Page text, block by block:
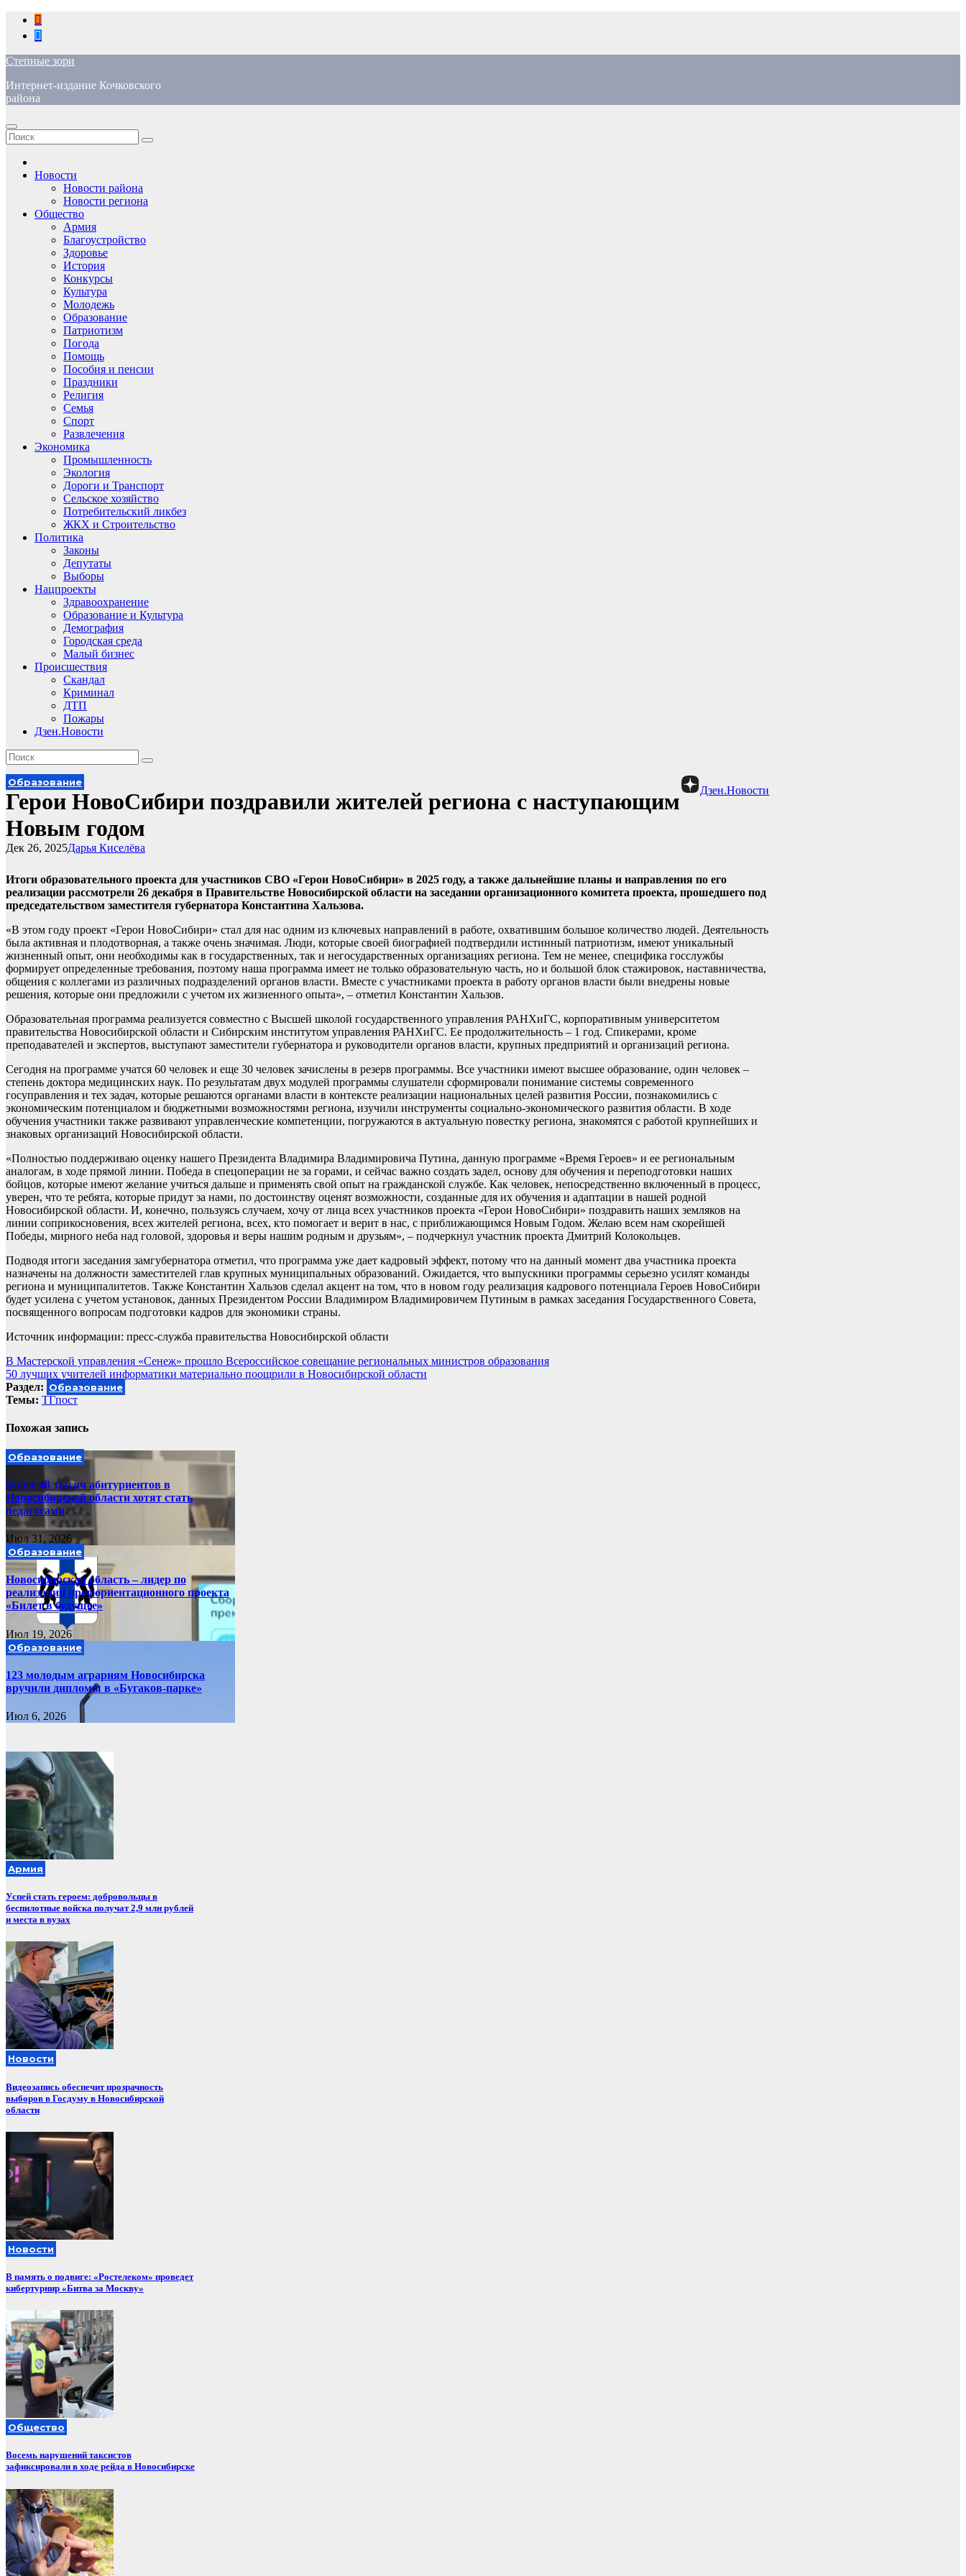
Перейти
содержимому
Степные зори
Интернет-издание Кочковского
района
Новости
Новости района
Новости региона
Общество
Армия
Благоустройство
Здоровье
История
Конкурсы
Культура
Молодежь
Образование
Патриотизм
Погода
Помощь
Пособия и пенсии
Праздники
Религия
Семья
Спорт
Развлечения
Экономика
Промышленность
Экология
Дороги и Транспорт
Сельское хозяйство
Потребительский ликбез
ЖКХ и Строительство
Политика
Законы
Депутаты
Выборы
Нацпроекты
Здравоохранение
Образование и Культура
Демография
Городская среда
Малый бизнес
Происшествия
Скандал
Криминал
ДТП
Пожары
Дзен.Новости
Дзен.Новости
Образование
Герои НовоCибири поздравили жителей региона с наступающим
Новым годом
Дарья Киселёва
Дек 26, 2025
Итоги образовательного проекта для участников СВО «Герои НовоСибири» в 2025 году, а также дальнейшие планы и направления по его
реализации рассмотрели 26 декабря в Правительстве Новосибирской области на заседании организационного комитета проекта, прошедшего под
председательством заместителя губернатора Константина Хальзова.
«В этом году проект «Герои НовоСибири» стал для нас одним из ключевых направлений в работе, охватившим большое количество людей. Деятельность
была активная и плодотворная, а также очень значимая. Люди, которые своей биографией подтвердили истинный патриотизм, имеют уникальный
жизненный опыт, они необходимы как в государственных, так и негосударственных организациях региона. Тем не менее, специфика госслужбы
формирует определенные требования, поэтому наша программа имеет не только образовательную часть, но и большой блок стажировок, наставничества,
общения с коллегами из различных подразделений органов власти. Вместе с участниками проекта в работу органов власти были внедрены новые
решения, которые они предложили с учетом их жизненного опыта», – отметил Константин Хальзов.
Образовательная программа реализуется совместно с Высшей школой государственного управления РАНХиГС, корпоративным университетом
правительства Новосибирской области и Сибирским институтом управления РАНХиГС. Ее продолжительность – 1 год. Спикерами, кроме
преподавателей и экспертов, выступают заместители губернатора и руководители органов власти, крупных предприятий и организаций региона.
Сегодня на программе учатся 60 человек и еще 30 человек зачислены в резерв программы. Все участники имеют высшее образование, один человек –
степень доктора медицинских наук. По результатам двух модулей программы слушатели сформировали понимание системы современного
госуправления и тех задач, которые решаются органами власти в контексте реализации национальных целей развития России, познакомились с
экономическим потенциалом и бюджетными возможностями региона, изучили инструменты социально-экономического развития области. В ходе
обучения участники также развивают управленческие компетенции, погружаются в актуальную повестку региона, знакомятся с работой крупнейших и
знаковых организаций Новосибирской области.
«Полностью поддерживаю оценку нашего Президента Владимира Владимировича Путина, данную программе «Время Героев» и ее региональным
аналогам, в ходе прямой линии. Победа в спецоперации не за горами, и сейчас важно создать задел, основу для обучения и переподготовки наших
бойцов, которые имеют желание учиться дальше и применять свой опыт на гражданской службе. Как человек, непосредственно включенный в процесс,
уверен, что те ребята, которые придут за нами, по достоинству оценят возможности, созданные для их обучения и адаптации в нашей родной
Новосибирской области. И, конечно, пользуясь случаем, хочу от лица всех участников проекта «Герои НовоСибири» поздравить наших земляков на
линии соприкосновения, всех жителей региона, всех, кто помогает и верит в нас, с приближающимся Новым Годом. Желаю всем нам скорейшей
Победы, мирного неба над головой, здоровья и веры нашим родным и друзьям», – подчеркнул участник проекта Дмитрий Колокольцев.
Подводя итоги заседания замгубернатора отметил, что программа уже дает кадровый эффект, потому что на данный момент два участника проекта
назначены на должности заместителей глав крупных муниципальных образований. Ожидается, что выпускники программы серьезно усилят команды
региона и муниципалитетов. Также Константин Хальзов сделал акцент на том, что в новом году реализация кадрового потенциала Героев НовоСибири
будет усилена с учетом установок, данных Президентом России Владимиром Владимировичем Путиным в рамках заседания Государственного Совета,
посвященного вопросам подготовки кадров для экономики страны.
Источник информации: пресс-служба правительства Новосибирской области
Навигация
по
записям
В Мастерской управления «Сенеж» прошло Всероссийское совещание региональных министров образования
50 лучших учителей информатики материально поощрили в Новосибирской области
Раздел: Образование
Темы: ТГпост
Похожая запись
Образование
Более 48 тысяч абитуриентов в
Новосибирской области хотят стать
педагогами
Июл 31, 2026
Образование
Новосибирская область – лидер по
реализации профориентационного проекта
«Билет в будущее»
Июл 19, 2026
Образование
123 молодым аграриям Новосибирска
вручили дипломы в «Бугаков-парке»
Июл 6, 2026
Армия
Успей стать героем: добровольцы в
беспилотные войска получат 2,9 млн рублей
и места в вузах
Новости
Видеозапись обеспечит прозрачность
выборов в Госдуму в Новосибирской
области
Новости
В память о подвиге: «Ростелеком» проведет
кибертурнир «Битва за Москву»
Общество
Восемь нарушений таксистов
зафиксировали в ходе рейда в Новосибирске